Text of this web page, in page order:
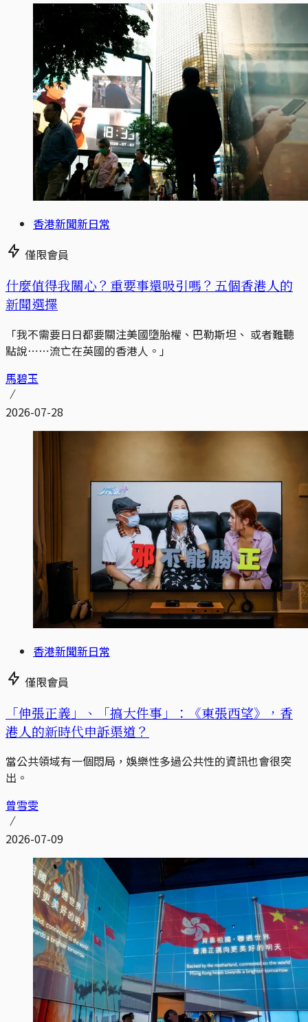
香港新聞新日常
僅限會員
什麼值得我關心？重要事還吸引嗎？五個香港人的
新聞選擇
「我不需要日日都要關注美國墮胎權、巴勒斯坦、 或者難聽
點說⋯⋯流亡在英國的香港人。」
馬碧玉
2026-07-28
香港新聞新日常
僅限會員
「伸張正義」、「搞大件事」：《東張西望》，香
港人的新時代申訴渠道？
當公共領域有一個悶局，娛樂性多過公共性的資訊也會很突
出。
曾雪雯
2026-07-09